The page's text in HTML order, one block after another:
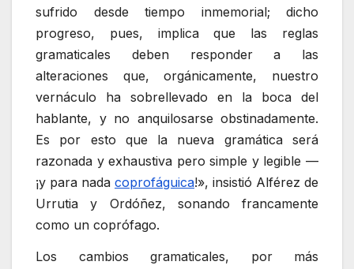
sufrido desde tiempo inmemorial; dicho
progreso, pues, implica que las reglas
gramaticales deben responder a las
alteraciones que, orgánicamente, nuestro
vernáculo ha sobrellevado en la boca del
hablante, y no anquilosarse obstinadamente.
Es por esto que la nueva gramática será
razonada y exhaustiva pero simple y legible —
¡y para nada coprofáguica!», insistió Alférez de
Urrutia y Ordóñez, sonando francamente
como un coprófago.
Los cambios gramaticales, por más